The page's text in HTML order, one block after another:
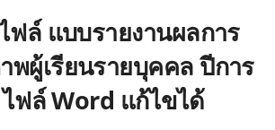
ฟล์ แบบรายงานผลการ
ผู้เรียนรายบุคคล ปีการ
ฟล์ Word แก้ไขได้